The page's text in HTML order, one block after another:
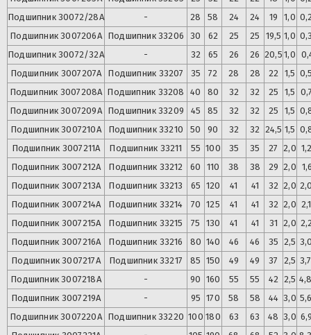
Подшипник 30072/28А - 28 58 24 24 19 1,0
Подшипник 3007206А Подшипник 33206 30 62 25 25 19,5 1,0
Подшипник 30072/32А - 32 65 26 26 20,5 1,0
Подшипник 3007207А Подшипник 33207 35 72 28 28 22 1,5
Подшипник 3007208А Подшипник 33208 40 80 32 32 25 1,5
Подшипник 3007209А Подшипник 33209 45 85 32 32 25 1,5
Подшипник 3007210А Подшипник 33210 50 90 32 32 24,5 1,5
Подшипник 3007211А Подшипник 33211 55 100 35 35 27 2,0
Подшипник 3007212А Подшипник 33212 60 110 38 38 29 2,0
Подшипник 3007213А Подшипник 33213 65 120 41 41 32 2,0
Подшипник 3007214А Подшипник 33214 70 125 41 41 32 2,0
Подшипник 3007215А Подшипник 33215 75 130 41 41 31 2,0
Подшипник 3007216А Подшипник 33216 80 140 46 46 35 2,5
Подшипник 3007217А Подшипник 33217 85 150 49 49 37 2,5
Подшипник 3007218А - 90 160 55 55 42 2,5
Подшипник 3007219А - 95 170 58 58 44 3,0
Подшипник 3007220А Подшипник 33220 100 180 63 63 48 3,0